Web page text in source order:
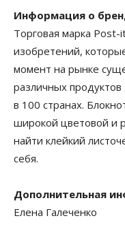
Информация о
Торговая марка
изобретений,
момент на рынке
различных
в 100 странах.
широкой цветовой и
найти клейкий
себя.
Дополнительная
Елена Галеченко